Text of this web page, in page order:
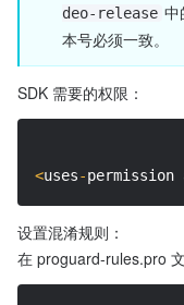
deo-release 中
本号必须一致。
SDK 需要的权限：
<uses-permission
设置混淆规则：
在 proguard-rules.pro